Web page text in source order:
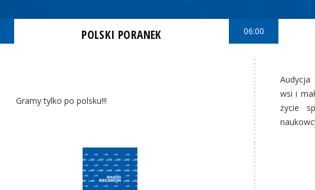
POLSKI PORANEK
Gramy tylko po polsku!!!
06:00
wsi i
życie